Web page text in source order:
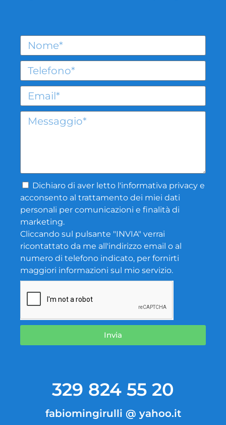
Dichiaro di aver letto l'informativa privacy e
acconsento al trattamento dei miei dati
personali per comunicazioni e finalità di
marketing.
Cliccando sul pulsante "INVIA" verrai
ricontattato da me all'indirizzo email o al
numero di telefono indicato, per fornirti
maggiori informazioni sul mio servizio.
Invia
329 824 55 20
fabiomingirulli @ yahoo.it